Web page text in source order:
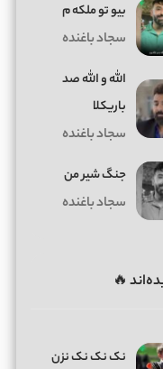
بیو تو ملکه م
سجاد باغنده
الله و الله صد
باریکلا
سجاد باغنده
جنگ شیر من
سجاد باغنده
🔥
نک نک نک نزن